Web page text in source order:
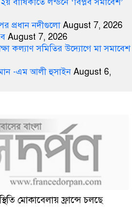
প্রধান নদীগুলো August 7, 2026
August 7, 2026
কল্যাণ সমিতির উদ্যোগে মা সমাবেশ
-এম আলী হুসাইন August 6,
মোকাবেলায় ফ্রান্সে চলছে